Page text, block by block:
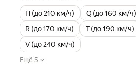
H (до 210 км/ч)
Q (до 160 км/ч)
R (до 170 км/ч)
T (до 190 км/ч)
V (до 240 км/ч)
Ещё 5